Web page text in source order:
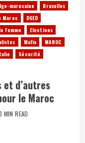
marocaine
Bruxelles
Maroc
DGED
Femme
Elections
Mafia
MAROC
Sécurité
d’autres
le Maroc
MIN READ